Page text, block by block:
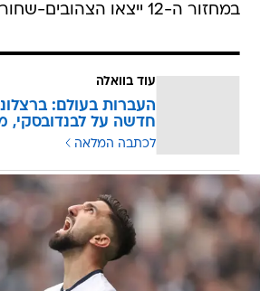
במחזור ה-12 ייצאו הצהובים-שחורים לפרנקפורט.
עוד בוואלה
העברות בעולם:
חדשה על לבנדובסקי,
לכתבה המלאה